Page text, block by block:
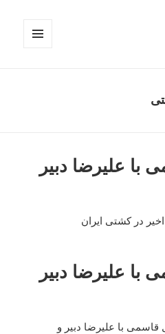
با علیرضا دبیر
اخیر در کشتی ایران
با علیرضا دبیر
قاسمی با علیرضا دبیر و